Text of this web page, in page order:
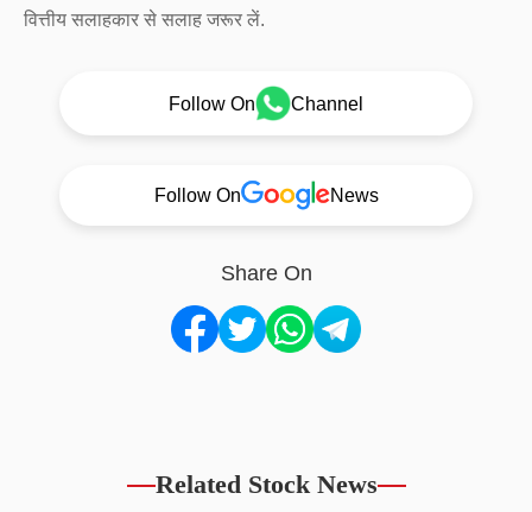
वित्तीय सलाहकार से सलाह जरूर लें.
Follow On Channel
Follow On News
Share On
Related Stock News